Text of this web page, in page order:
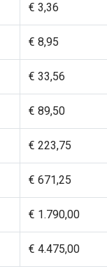
€ 3,36
€ 8,95
€ 33,56
€ 89,50
€ 223,75
€ 671,25
€ 1.790,00
€ 4.475,00